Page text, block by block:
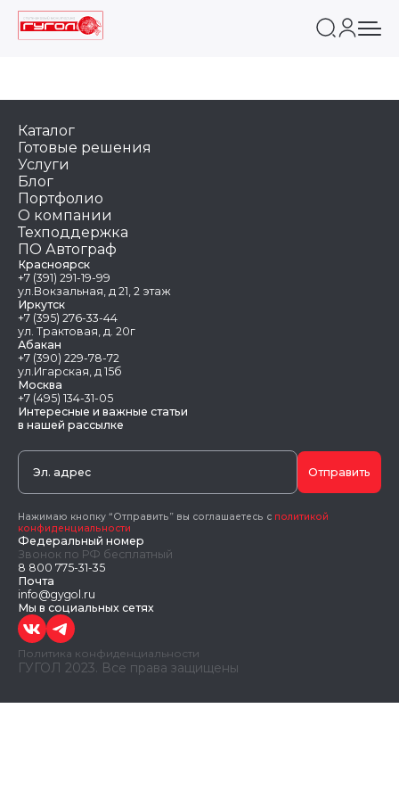
Каталог
Готовые решения
Услуги
Блог
Портфолио
О компании
Техподдержка
ПО Автограф
Красноярск
+7 (391) 291-19-99
ул.Вокзальная, д 21, 2 этаж
Иркутск
+7 (395) 276-33-44
ул. Трактовая, д. 20г
Абакан
+7 (390) 229-78-72
ул.Игарская, д 15б
Москва
+7 (495) 134-31-05
Федеральный номер
Звонок по РФ бесплатный
8 800 775-31-35
Почта
info@gygol.ru
Мы в социальных сетях
Интересные и важные статьи
в нашей рассылке
Отправить
Нажимаю кнопку “Отправить” вы соглашаетесь с политикой
конфиденциальности
Политика конфиденциальности
ГУГОЛ 2023. Все права защищены